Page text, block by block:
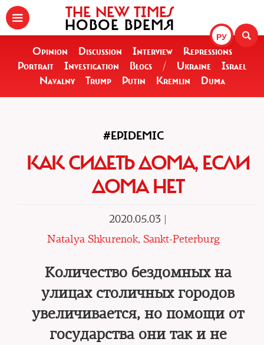
РУ
THE NEW TIMES
НОВОЕ ВРЕМЯ
Opinion Discussion Interview
Repressions
Portrait
Investigation Blogs / Ukraine
Israel
Navalny
Trump Putin Kremlin Duma
#EPIDEMIC
КАК СИДЕТЬ ДОМА, ЕСЛИ
ДОМА НЕТ
2020.05.03 |
Natalya Shkurenok, Sankt-Peterburg
Количество бездомных на
улицах столичных городов
увеличивается, но помощи от
государства они так и не